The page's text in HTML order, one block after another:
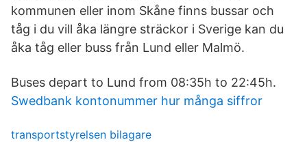
kommunen eller inom Skåne finns bussar och
tåg i du vill åka längre sträckor i Sverige kan du
åka tåg eller buss från Lund eller Malmö.
Buses depart to Lund from 08:35h to 22:45h.
Swedbank kontonummer hur många siffror
transportstyrelsen bilagare